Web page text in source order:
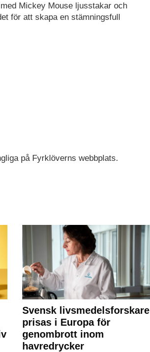
Mickey Mouse ljusstakar och
för att skapa en stämningsfull
på Fyrklöverns webbplats.
Svensk livsmedelsforskare
prisas i Europa för
genombrott inom
havredrycker